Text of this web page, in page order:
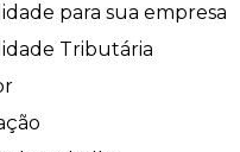
para sua empresa
Tributária